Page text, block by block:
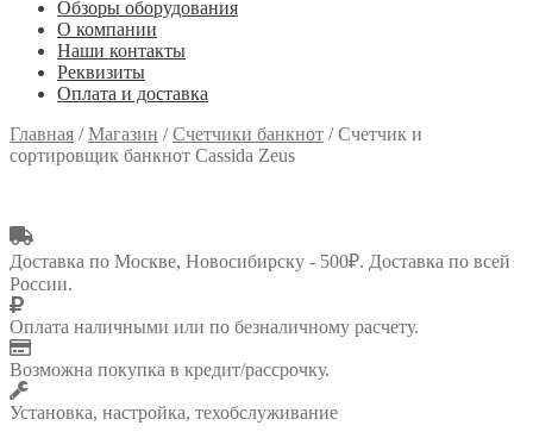
Обзоры оборудования
О компании
Наши контакты
Реквизиты
Оплата и доставка
Главная /Магазин /Счетчики банкнот /Счетчик и
сортировщик банкнот Cassida Zeus
Доставка по Москве, Новосибирску - 500₽. Доставка по всей
России.
Оплата наличными или по безналичному расчету.
Возможна покупка в кредит/рассрочку.
Установка, настройка, техобслуживание